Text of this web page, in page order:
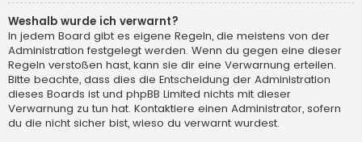
Weshalb wurde ich verwarnt?
In jedem Board gibt es eigene Regeln, die meistens von der
Administration festgelegt werden. Wenn du gegen eine dieser
Regeln verstoßen hast, kann sie dir eine Verwarnung erteilen.
Bitte beachte, dass dies die Entscheidung der Administration
dieses Boards ist und phpBB Limited nichts mit dieser
Verwarnung zu tun hat. Kontaktiere einen Administrator, sofern
du die nicht sicher bist, wieso du verwarnt wurdest.